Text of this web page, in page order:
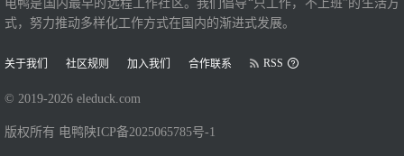
电鸭是国内最早的远程工作社区。我们倡导“只工作，不上班”的生活方
式，努力推动多样化工作方式在国内的渐进式发展。
关于我们 社区规则 加入我们 合作联系 RSS
© 2019-2026 eleduck.com
版权所有 电鸭 陕ICP备2025065785号-1